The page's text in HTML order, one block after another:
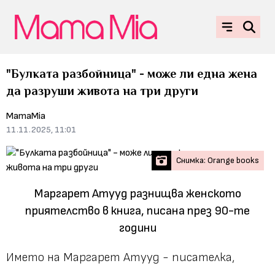
"Булката разбойница" - може ли една жена
да разруши живота на три други
MamaMia
11.11.2025, 11:01
Снимка: Orange books
Маргарет Атууд разнищва женското
приятелство в книга, писана през 90-те
години
Името на Маргарет Атууд - писателка,